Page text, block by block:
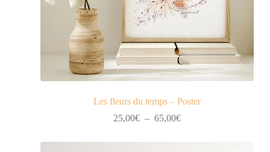
Les fleurs du temps – Poster
25,00€ – 65,00€Plage